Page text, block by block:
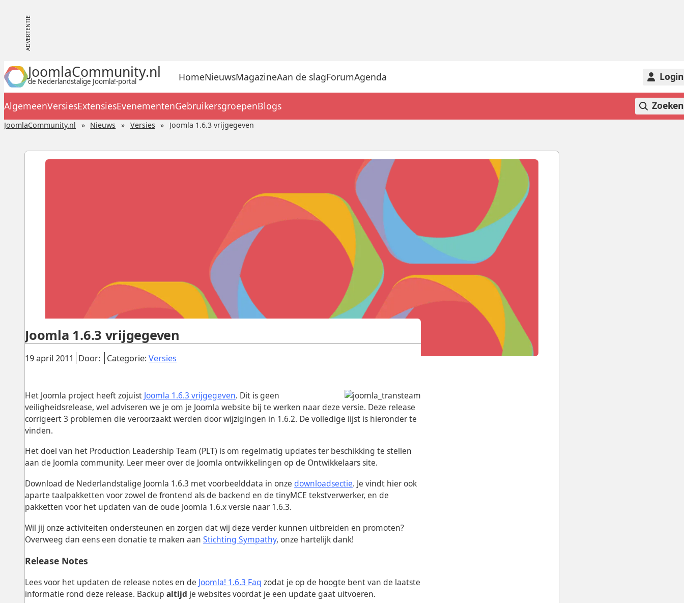
JoomlaCommunity.nl
de Nederlandstalige Joomla!-portal HomeNieuwsMagazineAan de slagForumAgenda Login
AlgemeenVersiesExtensiesEvenementenGebruikersgroepenBlogs Zoeken
JoomlaCommunity.nl Nieuws Versies Joomla 1.6.3 vrijgegeven
Gepubliceerd:
19 april 2011 Door: Categorie:Versies
Joomla 1.6.3 vrijgegeven
Het Joomla project heeft zojuist Joomla 1.6.3 vrijgegeven. Dit is geen
veiligheidsrelease, wel adviseren we je om je Joomla website bij te werken naar deze versie. Deze release
corrigeert 3 problemen die veroorzaakt werden door wijzigingen in 1.6.2. De volledige lijst is hieronder te
vinden.
Het doel van het Production Leadership Team (PLT) is om regelmatig updates ter beschikking te stellen
aan de Joomla community. Leer meer over de Joomla ontwikkelingen op de Ontwikkelaars site.
Download de Nederlandstalige Joomla 1.6.3 met voorbeelddata in onzedownloadsectie. Je vindt hier ook
aparte taalpakketten voor zowel de frontend als de backend en de tinyMCE tekstverwerker, en de
pakketten voor het updaten van de oude Joomla 1.6.x versie naar 1.6.3.
Wil jij onze activiteiten ondersteunen en zorgen dat wij deze verder kunnen uitbreiden en promoten?
Overweeg dan eens een donatie te maken aanStichting Sympathy, onze hartelijk dank!
Release Notes
Lees voor het updaten de release notes en de Joomla! 1.6.3 Faq zodat je op de hoogte bent van de laatste
informatie rond deze release. Backupaltijd je websites voordat je een update gaat uitvoeren.